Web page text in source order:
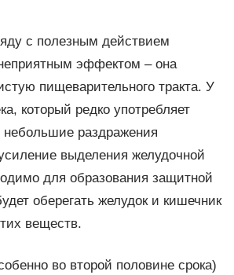
с полезным действием
эффектом – она
пищеварительного тракта. У
который редко употребляет
раздражения
выделения желудочной
для образования защитной
оберегать желудок и кишечник
веществ.
во второй половине срока)